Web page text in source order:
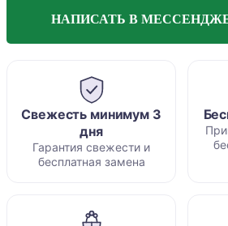
НАПИСАТЬ В
Свежесть минимум 3
дня
Гарантия свежести и
бесплатная замена